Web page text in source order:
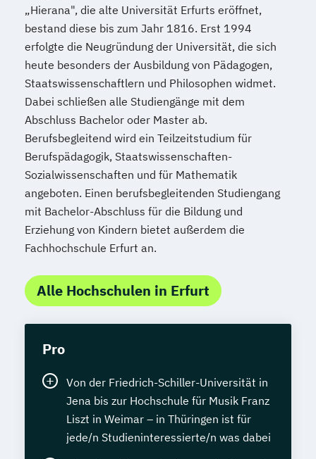
„Hierana", die alte Universität Erfurts eröffnet,
bestand diese bis zum Jahr 1816. Erst 1994
erfolgte die Neugründung der Universität, die sich
heute besonders der Ausbildung von Pädagogen,
Staatswissenschaftlern und Philosophen widmet.
Dabei schließen alle Studiengänge mit dem
Abschluss Bachelor oder Master ab.
Berufsbegleitend wird ein Teilzeitstudium für
Berufspädagogik, Staatswissenschaften-
Sozialwissenschaften und für Mathematik
angeboten. Einen berufsbegleitenden Studiengang
mit Bachelor-Abschluss für die Bildung und
Erziehung von Kindern bietet außerdem die
Fachhochschule Erfurt an.
Alle Hochschulen in Erfurt
Pro
Von der Friedrich-Schiller-Universität in
Jena bis zur Hochschule für Musik Franz
Liszt in Weimar – in Thüringen ist für
jede/n Studieninteressierte/n was dabei